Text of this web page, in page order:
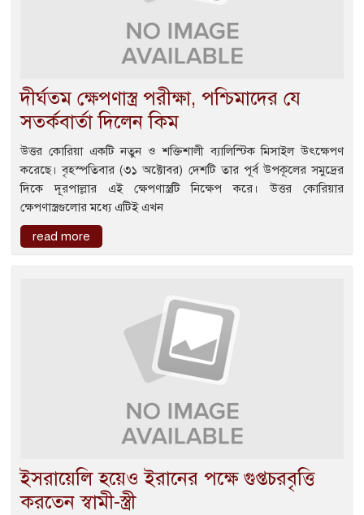
দীর্ঘতম ক্ষেপণাস্ত্র পরীক্ষা, পশ্চিমাদের যে
সতর্কবার্তা দিলেন কিম
উত্তর কোরিয়া একটি নতুন ও শক্তিশালী ব্যালিস্টিক মিসাইল উৎক্ষেপণ
করেছে। বৃহস্পতিবার (৩১ অক্টোবর) দেশটি তার পূর্ব উপকূলের সমুদ্রের
দিকে দূরপাল্লার এই ক্ষেপণাস্ত্রটি নিক্ষেপ করে। উত্তর কোরিয়ার
ক্ষেপণাস্ত্রগুলোর মধ্যে এটিই এখন
read more
ইসরায়েলি হয়েও ইরানের পক্ষে গুপ্তচরবৃত্তি
করতেন স্বামী-স্ত্রী